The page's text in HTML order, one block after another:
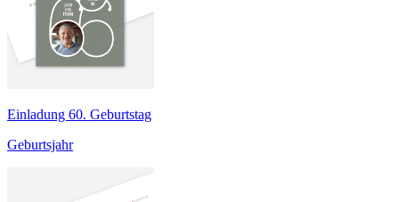
Einladung 60. Geburtstag
Geburtsjahr